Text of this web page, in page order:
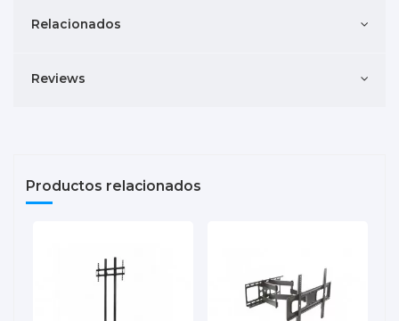
Relacionados
Reviews
Productos relacionados